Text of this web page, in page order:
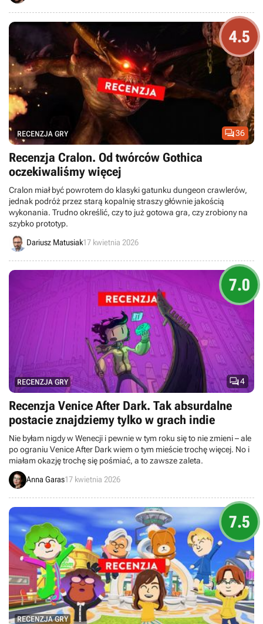
36
RECENZJA GRY
4.5
Recenzja Cralon. Od twórców Gothica
oczekiwaliśmy więcej
Cralon miał być powrotem do klasyki gatunku dungeon crawlerów,
jednak podróż przez starą kopalnię straszy głównie jakością
wykonania. Trudno określić, czy to już gotowa gra, czy zrobiony na
szybko prototyp.
Dariusz Matusiak17 kwietnia 2026
4
RECENZJA GRY
7.0
Recenzja Venice After Dark. Tak absurdalne
postacie znajdziemy tylko w grach indie
Nie byłam nigdy w Wenecji i pewnie w tym roku się to nie zmieni – ale
po ograniu Venice After Dark wiem o tym mieście trochę więcej. No i
miałam okazję trochę się pośmiać, a to zawsze zaleta.
Anna Garas17 kwietnia 2026
RECENZJA GRY
7.5